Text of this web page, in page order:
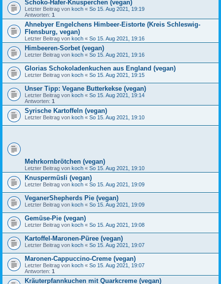
Schoko-Hafer-Knusperchen (vegan)
Letzter Beitrag von koch « So 15. Aug 2021, 19:19
Antworten: 1
Ahnebyer Engelchens Himbeer-Eistorte (Kreis Schleswig-
Flensburg, vegan)
Letzter Beitrag von koch « So 15. Aug 2021, 19:16
Himbeeren-Sorbet (vegan)
Letzter Beitrag von koch « So 15. Aug 2021, 19:16
Glorias Schokoladenkuchen aus England (vegan)
Letzter Beitrag von koch « So 15. Aug 2021, 19:15
Unser Tipp: Vegane Butterkekse (vegan)
Letzter Beitrag von koch « So 15. Aug 2021, 19:14
Antworten: 1
Syrische Kartoffeln (vegan)
Letzter Beitrag von koch « So 15. Aug 2021, 19:10
Mehrkornbrötchen (vegan)
Letzter Beitrag von koch « So 15. Aug 2021, 19:10
Knuspermüsli (vegan)
Letzter Beitrag von koch « So 15. Aug 2021, 19:09
VeganerShepherds Pie (vegan)
Letzter Beitrag von koch « So 15. Aug 2021, 19:09
Gemüse-Pie (vegan)
Letzter Beitrag von koch « So 15. Aug 2021, 19:08
Kartoffel-Maronen-Püree (vegan)
Letzter Beitrag von koch « So 15. Aug 2021, 19:07
Maronen-Cappuccino-Creme (vegan)
Letzter Beitrag von koch « So 15. Aug 2021, 19:07
Antworten: 1
Kräuterpfannkuchen mit Quarkcreme (vegan)